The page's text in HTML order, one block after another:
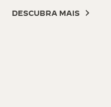
DESCUBRA MAIS